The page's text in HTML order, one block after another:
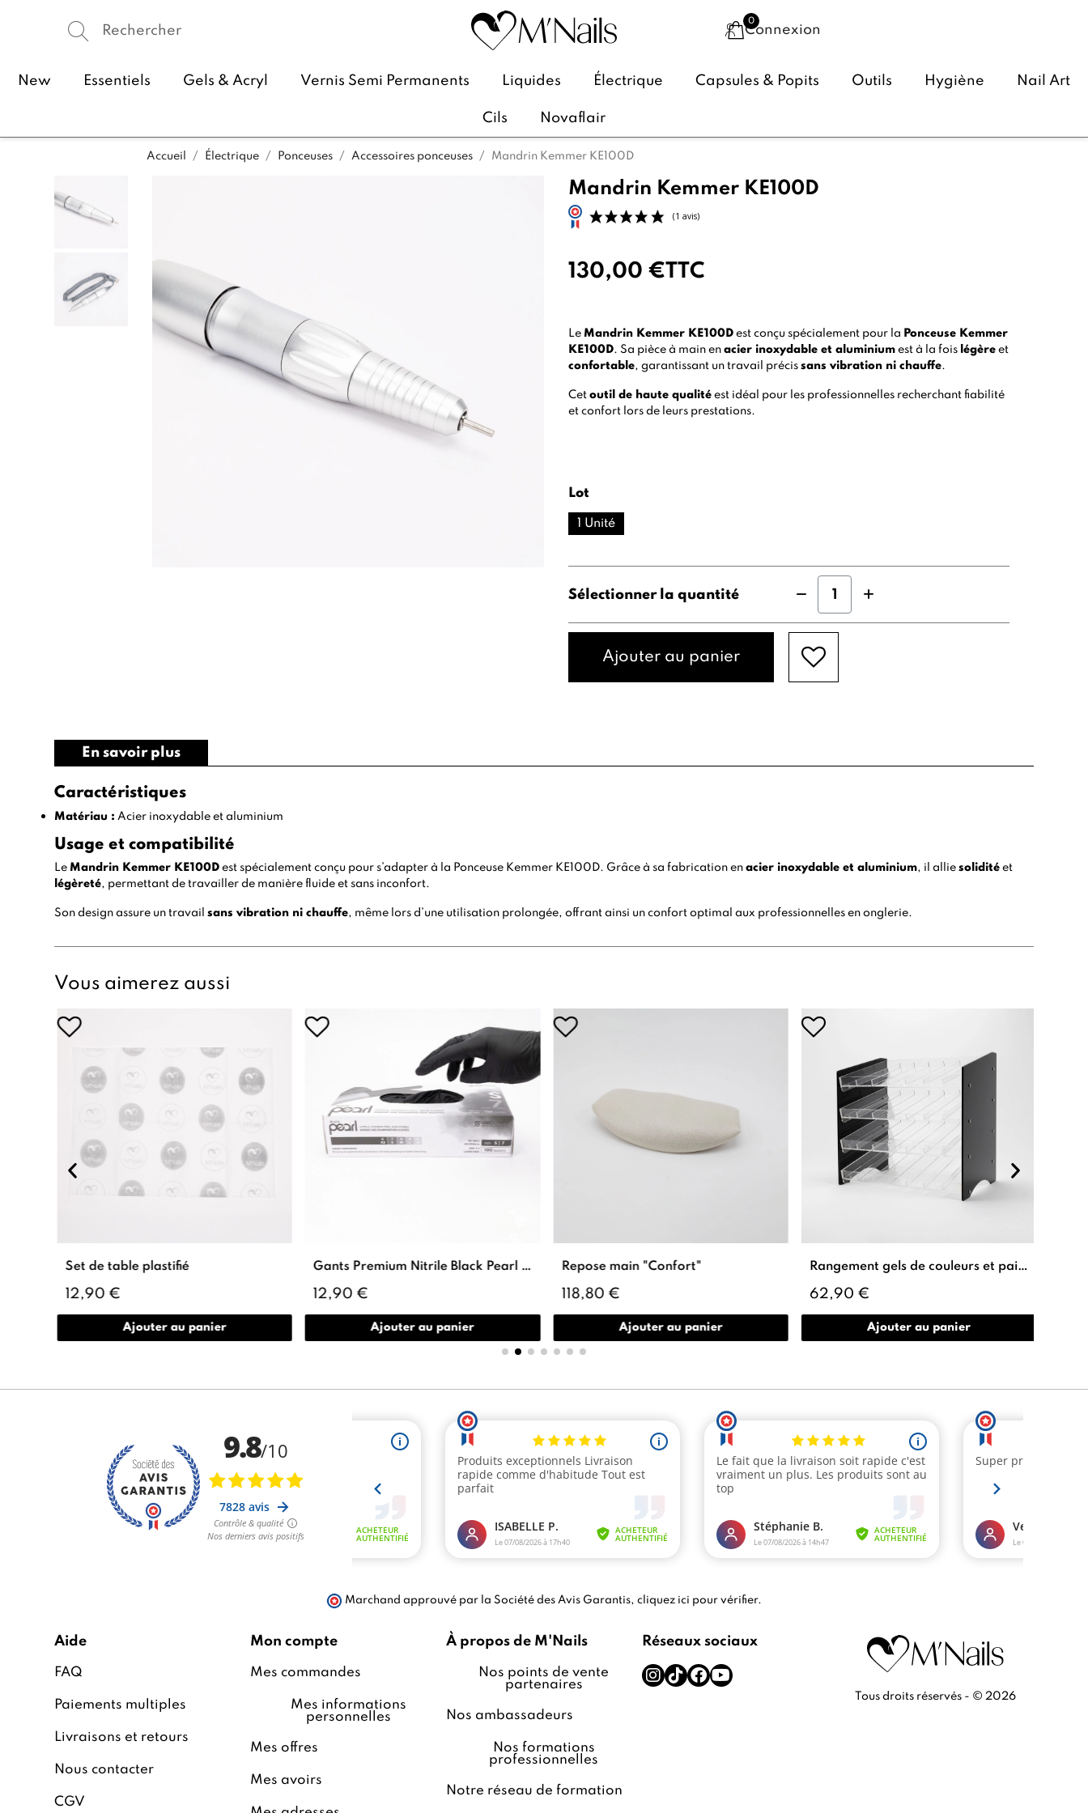
Connexion
New Essentiels Gels & Acryl Vernis Semi Permanents Liquides Électrique Capsules & Popits Outils Hygiène Nail Art
Cils Novaflair
Accueil Électrique Ponceuses Accessoires ponceuses Mandrin Kemmer KE100D
Mandrin Kemmer KE100D
130,00 €TTC
Le Mandrin Kemmer KE100D est conçu spécialement pour la Ponceuse Kemmer
KE100D. Sa pièce à main enacier inoxydable et aluminium est à la fois légère et
confortable, garantissant un travail précissans vibration ni chauffe.
Cetoutil de haute qualité est idéal pour les professionnelles recherchant fiabilité
et confort lors de leurs prestations.
Lot
1 Unité
Sélectionner la quantité
Ajouter au panier
En savoir plus
Caractéristiques
Matériau : Acier inoxydable et aluminium
Usage et compatibilité
Le Mandrin Kemmer KE100D est spécialement conçu pour s’adapter à la Ponceuse Kemmer KE100D. Grâce à sa fabrication enacier inoxydable et aluminium, il alliesolidité et
légèreté, permettant de travailler de manière fluide et sans inconfort.
Son design assure un travailsans vibration ni chauffe, même lors d’une utilisation prolongée, offrant ainsi un confort optimal aux professionnelles en onglerie.
Vous aimerez aussi
Set de table plastifié
12,90 €
Ajouter au panier
Gants Premium Nitrile Black Pearl - 100 pcs - UNIGLOVES
12,90 €
Ajouter au panier
Repose main "Confort"
118,80 €
Ajouter au panier
Rangement gels de couleurs et paillettes
62,90 €
Ajouter au panier
Marchand approuvé par la Société des Avis Garantis, cliquez ici pour vérifier.
Aide
FAQ
Paiements multiples
Livraisons et retours
Nous contacter
CGV
Mon compte
Mes commandes
Mes informations
personnelles
Mes offres
Mes avoirs
À propos de M'Nails
Nos points de vente
partenaires
Nos ambassadeurs
Nos formations
professionnelles
Notre réseau de formation
Réseaux sociaux
Tous droits réservés - © 2026